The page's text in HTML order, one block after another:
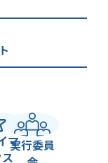
マ
実行委員